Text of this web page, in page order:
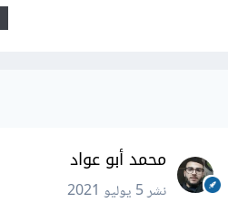
محمد أبو عواد
نشر5 يوليو 2021